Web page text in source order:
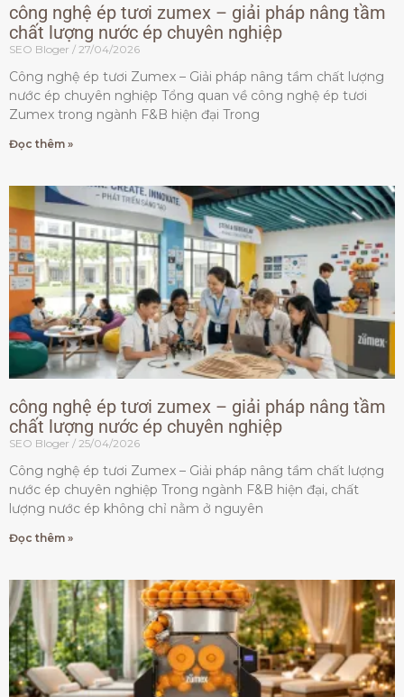
công nghệ ép tươi zumex – giải pháp nâng tầm
chất lượng nước ép chuyên nghiệp
SEO Bloger 27/04/2026
Công nghệ ép tươi Zumex – Giải pháp nâng tầm chất lượng
nước ép chuyên nghiệp Tổng quan về công nghệ ép tươi
Zumex trong ngành F&B hiện đại Trong
Đọc thêm »
công nghệ ép tươi zumex – giải pháp nâng tầm
chất lượng nước ép chuyên nghiệp
SEO Bloger 25/04/2026
Công nghệ ép tươi Zumex – Giải pháp nâng tầm chất lượng
nước ép chuyên nghiệp Trong ngành F&B hiện đại, chất
lượng nước ép không chỉ nằm ở nguyên
Đọc thêm »